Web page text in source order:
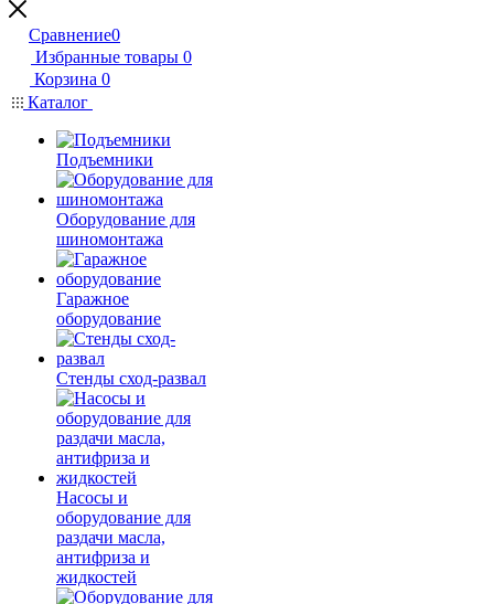
Сравнение0
Избранные товары 0
Корзина 0
Каталог
Подъемники
Оборудование для
шиномонтажа
Гаражное
оборудование
Стенды сход-развал
Насосы и
оборудование для
раздачи масла,
антифриза и
жидкостей